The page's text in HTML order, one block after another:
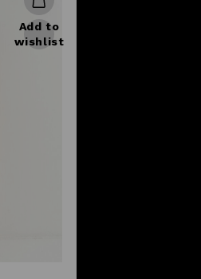
Add to
wishlist